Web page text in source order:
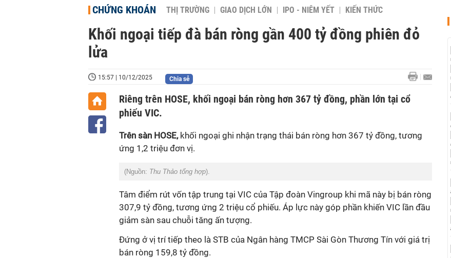
CHỨNG KHOÁN THỊ TRƯỜNG GIAO DỊCH LỚN IPO - NIÊM YẾT KIẾN THỨC
Khối ngoại tiếp đà bán ròng gần 400 tỷ đồng phiên đỏ
lửa
15:57 | 10/12/2025 Chia sẻ
Riêng trên HOSE, khối ngoại bán ròng hơn 367 tỷ đồng, phần lớn tại cổ
phiếu VIC.
Trên sàn HOSE,khối ngoại ghi nhận trạng thái bán ròng hơn 367 tỷ đồng, tương
ứng 1,2 triệu đơn vị.
(Nguồn: Thu Thảo tổng hợp).
Tâm điểm rút vốn tập trung tại VIC của Tập đoàn Vingroup khi mã này bị bán ròng
307,9 tỷ đồng, tương ứng 2 triệu cổ phiếu. Áp lực này góp phần khiến VIC lần đầu
giảm sàn sau chuỗi tăng ấn tượng.
Đứng ở vị trí tiếp theo là STB của Ngân hàng TMCP Sài Gòn Thương Tín với giá trị
bán ròng 159,8 tỷ đồng.